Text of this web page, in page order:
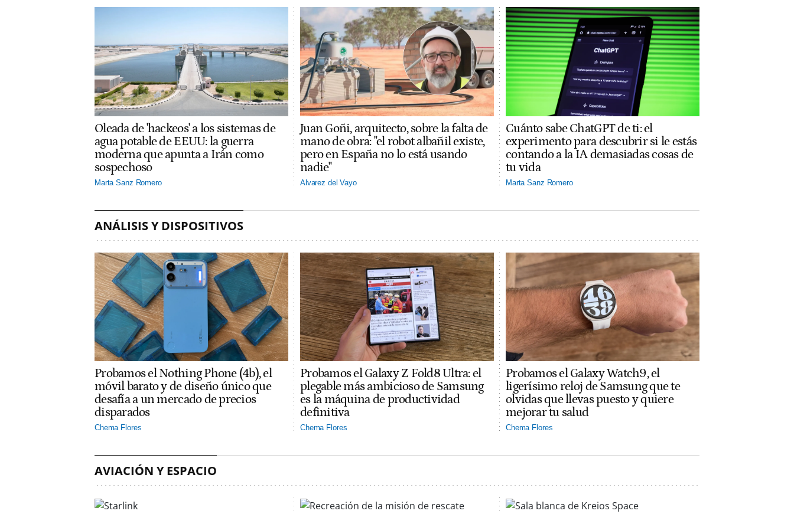
Oleada de 'hackeos' a los sistemas de
agua potable de EEUU: la guerra
moderna que apunta a Irán como
sospechoso
Marta Sanz Romero
Juan Goñi, arquitecto, sobre la falta de
mano de obra: "el robot albañil existe,
pero en España no lo está usando
nadie"
Alvarez del Vayo
Cuánto sabe ChatGPT de ti: el
experimento para descubrir si le estás
contando a la IA demasiadas cosas de
tu vida
Marta Sanz Romero
ANÁLISIS Y DISPOSITIVOS
Probamos el Nothing Phone (4b), el
móvil barato y de diseño único que
desafía a un mercado de precios
disparados
Chema Flores
Probamos el Galaxy Z Fold8 Ultra: el
plegable más ambicioso de Samsung
es la máquina de productividad
definitiva
Chema Flores
Probamos el Galaxy Watch9, el
ligerísimo reloj de Samsung que te
olvidas que llevas puesto y quiere
mejorar tu salud
Chema Flores
AVIACIÓN Y ESPACIO